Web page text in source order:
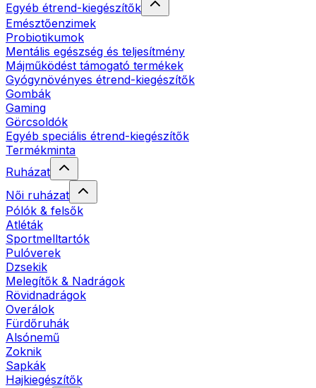
Egyéb étrend-kiegészítők
Emésztőenzimek
Probiotikumok
Mentális egészség és teljesítmény
Májműködést támogató termékek
Gyógynövényes étrend-kiegészítők
Gombák
Gaming
Görcsoldók
Egyéb speciális étrend-kiegészítők
Termékminta
Ruházat
Női ruházat
Pólók & felsők
Atléták
Sportmelltartók
Pulóverek
Dzsekik
Melegítők & Nadrágok
Rövidnadrágok
Overálok
Fürdőruhák
Alsónemű
Zoknik
Sapkák
Hajkiegészítők